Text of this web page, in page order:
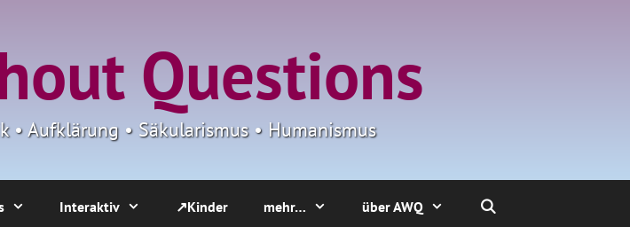
Questions
• Aufklärung • Säkularismus • Humanismus
Interaktiv ↗Kinder mehr… über AWQ